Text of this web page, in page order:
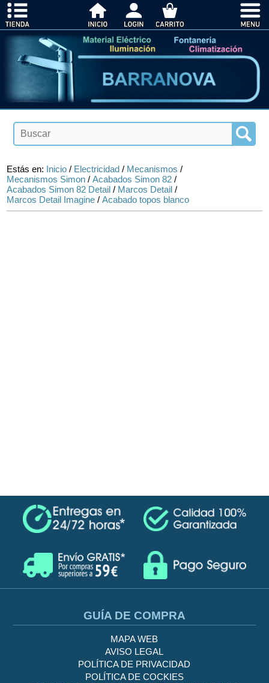
Estás en: Inicio / Electricidad / Mecanismos /
Mecanismos Simon /Acabados Simon 82 /
Acabados Simon 82 Detail / Marcos Detail /
Marcos Detail Imagine /Acabado topos blanco
GUÍA DE COMPRA
MAPA WEB
AVISO LEGAL
POLÍTICA DE PRIVACIDAD
POLÍTICA DE COCKIES